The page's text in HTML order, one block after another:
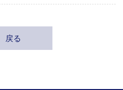
戻る